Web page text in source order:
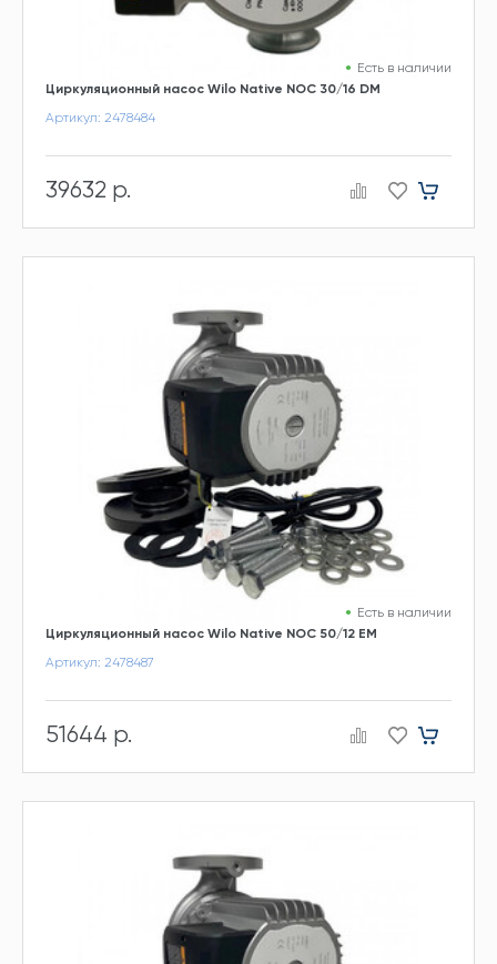
Есть в наличии
Циркуляционный насос Wilo Native NOC 30/16 DM
Артикул: 2478484
39632 р.
Есть в наличии
Циркуляционный насос Wilo Native NOC 50/12 EM
Артикул: 2478487
51644 р.